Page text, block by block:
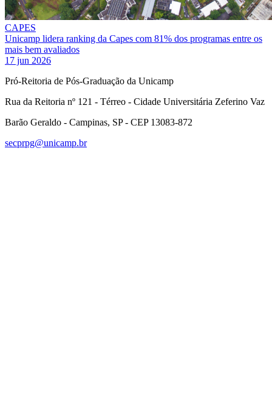
CAPES
Unicamp lidera ranking da Capes com 81% dos programas entre os
mais bem avaliados
17 jun 2026
Pró-Reitoria de Pós-Graduação da Unicamp
Rua da Reitoria nº 121 - Térreo - Cidade Universitária Zeferino Vaz
Barão Geraldo - Campinas, SP - CEP 13083-872
secprpg@unicamp.br